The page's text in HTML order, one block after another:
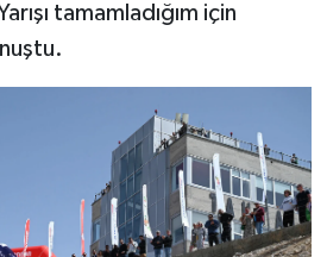
tamamladığım için